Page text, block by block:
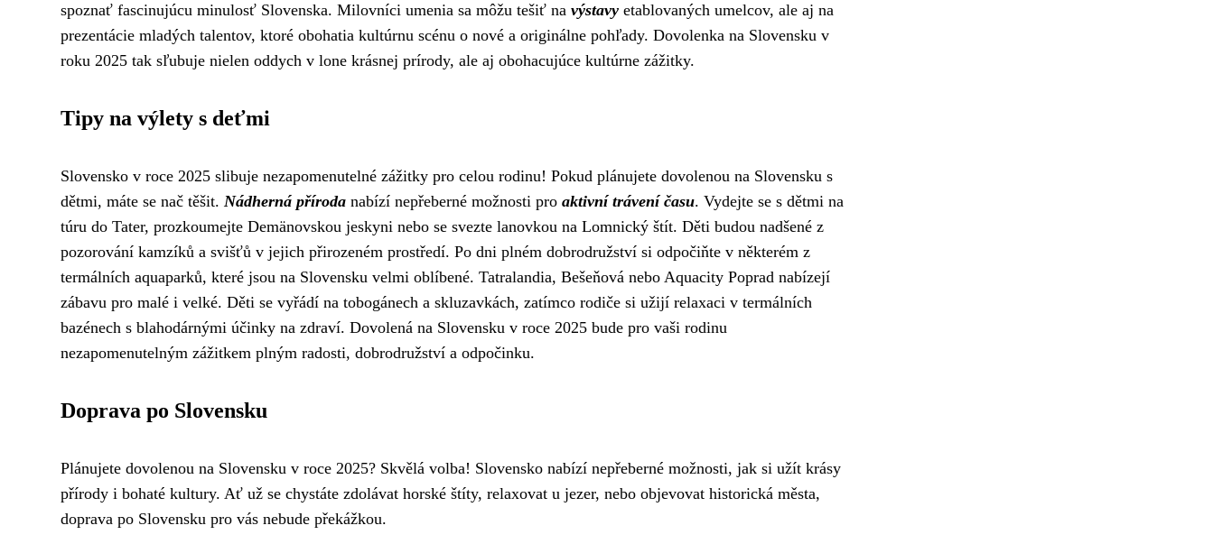
spoznať fascinujúcu minulosť Slovenska. Milovníci umenia sa môžu tešiť na výstavy etablovaných umelcov, ale aj na
prezentácie mladých talentov, ktoré obohatia kultúrnu scénu o nové a originálne pohľady. Dovolenka na Slovensku v
roku 2025 tak sľubuje nielen oddych v lone krásnej prírody, ale aj obohacujúce kultúrne zážitky.
Tipy na výlety s deťmi
Slovensko v roce 2025 slibuje nezapomenutelné zážitky pro celou rodinu! Pokud plánujete dovolenou na Slovensku s
dětmi, máte se nač těšit. Nádherná příroda nabízí nepřeberné možnosti pro aktivní trávení času. Vydejte se s dětmi na
túru do Tater, prozkoumejte Demänovskou jeskyni nebo se svezte lanovkou na Lomnický štít. Děti budou nadšené z
pozorování kamzíků a svišťů v jejich přirozeném prostředí. Po dni plném dobrodružství si odpočiňte v některém z
termálních aquaparků, které jsou na Slovensku velmi oblíbené. Tatralandia, Bešeňová nebo Aquacity Poprad nabízejí
zábavu pro malé i velké. Děti se vyřádí na tobogánech a skluzavkách, zatímco rodiče si užijí relaxaci v termálních
bazénech s blahodárnými účinky na zdraví. Dovolená na Slovensku v roce 2025 bude pro vaši rodinu
nezapomenutelným zážitkem plným radosti, dobrodružství a odpočinku.
Doprava po Slovensku
Plánujete dovolenou na Slovensku v roce 2025? Skvělá volba! Slovensko nabízí nepřeberné možnosti, jak si užít krásy
přírody i bohaté kultury. Ať už se chystáte zdolávat horské štíty, relaxovat u jezer, nebo objevovat historická města,
doprava po Slovensku pro vás nebude překážkou.